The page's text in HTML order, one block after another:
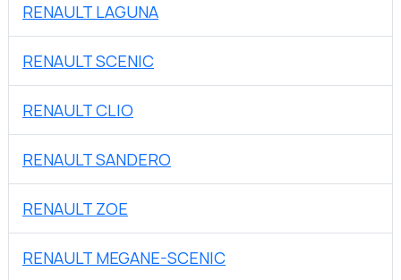
RENAULT LAGUNA
RENAULT SCENIC
RENAULT CLIO
RENAULT SANDERO
RENAULT ZOE
RENAULT MEGANE-SCENIC